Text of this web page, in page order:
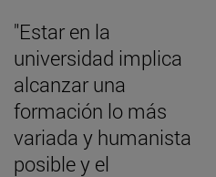
"Estar en la
universidad implica
alcanzar una
formación lo más
variada y humanista
posible y el